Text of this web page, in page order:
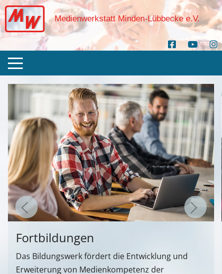
Medienwerkstatt Minden-Lübbecke e.V.
Fortbildungen
Das Bildungswerk fördert die Entwicklung und
Erweiterung von Medienkompetenz der